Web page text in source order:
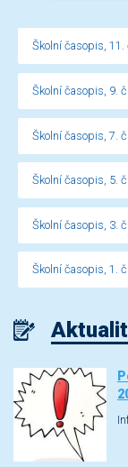
Školní časopis, 11.
Školní časopis, 9.
Školní časopis, 7.
Školní časopis, 5.
Školní časopis, 3.
Školní časopis, 1.